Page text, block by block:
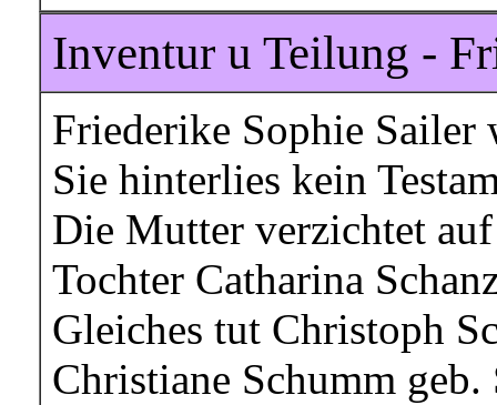
Inventur u Teilung -
Friederike Sophie Sailer
Sie hinterlies kein
Die Mutter verzichtet
Tochter Catharina
Gleiches tut Christoph
Christiane Schumm geb.